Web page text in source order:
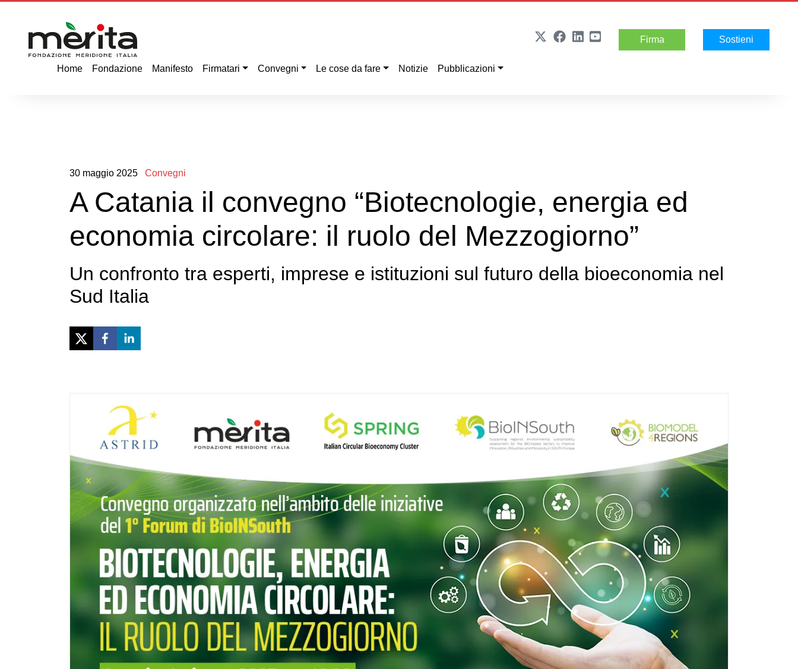
Firma Sostieni
Home Fondazione Manifesto Firmatari Convegni Le cose da fare Notizie Pubblicazioni
30 maggio 2025 Convegni
A Catania il convegno “Biotecnologie, energia ed
economia circolare: il ruolo del Mezzogiorno”
Un confronto tra esperti, imprese e istituzioni sul futuro della bioeconomia nel
Sud Italia